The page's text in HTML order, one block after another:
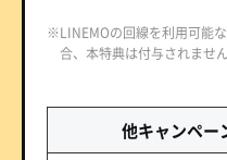
※LINEMOの回線を利用可能
合、本特典は付与されません
他キャンペー